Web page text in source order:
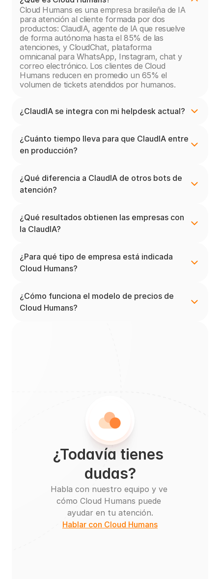
Cloud Humans es una empresa brasileña de IA
para atención al cliente formada por dos
productos: ClaudIA, agente de IA que resuelve
de forma autónoma hasta el 85% de las
atenciones, y CloudChat, plataforma
omnicanal para WhatsApp, Instagram, chat y
correo electrónico. Los clientes de Cloud
Humans reducen en promedio un 65% el
volumen de tickets atendidos por humanos.
¿ClaudIA se integra con mi helpdesk actual?
¿Cuánto tiempo lleva para que ClaudIA entre
en producción?
¿Qué diferencia a ClaudIA de otros bots de
atención?
¿Qué resultados obtienen las empresas con
la ClaudIA?
¿Para qué tipo de empresa está indicada
Cloud Humans?
¿Cómo funciona el modelo de precios de
Cloud Humans?
¿Todavía tienes
dudas?
Habla con nuestro equipo y ve
cómo Cloud Humans puede
ayudar en tu atención.
Hablar con Cloud Humans